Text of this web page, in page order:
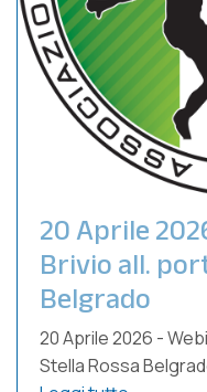
20 Aprile
Brivio all.
Belgrado
20 Aprile 2026 -
Stella Rossa